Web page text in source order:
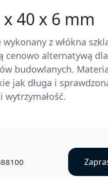
40 x 6 mm
z włókna
cenowo alternatywą
budowlanych.
jak długa i